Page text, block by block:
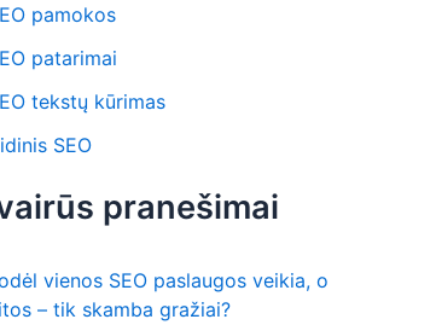
pamokos
patarimai
tekstų kūrimas
SEO
pranešimai
vienos SEO paslaugos veikia, o
– tik skamba gražiai?